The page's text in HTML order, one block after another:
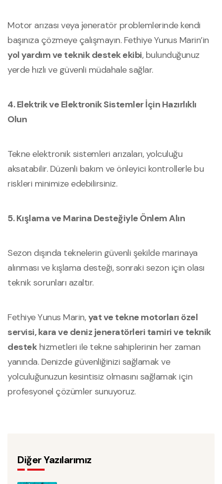
Motor arızası veya jeneratör problemlerinde kendi
başınıza çözmeye çalışmayın. Fethiye Yunus Marin’in
yol yardım ve teknik destek ekibi, bulunduğunuz
yerde hızlı ve güvenli müdahale sağlar.
4. Elektrik ve Elektronik Sistemler İçin Hazırlıklı
Olun
Tekne elektronik sistemleri arızaları, yolculuğu
aksatabilir. Düzenli bakım ve önleyici kontrollerle bu
riskleri minimize edebilirsiniz.
5. Kışlama ve Marina Desteğiyle Önlem Alın
Sezon dışında teknelerin güvenli şekilde marinaya
alınması ve kışlama desteği, sonraki sezon için olası
teknik sorunları azaltır.
Fethiye Yunus Marin,yat ve tekne motorları özel
servisi, kara ve deniz jeneratörleri tamiri ve teknik
destekhizmetleri ile tekne sahiplerinin her zaman
yanında. Denizde güvenliğinizi sağlamak ve
yolculuğunuzun kesintisiz olmasını sağlamak için
profesyonel çözümler sunuyoruz.
Diğer Yazılarımız